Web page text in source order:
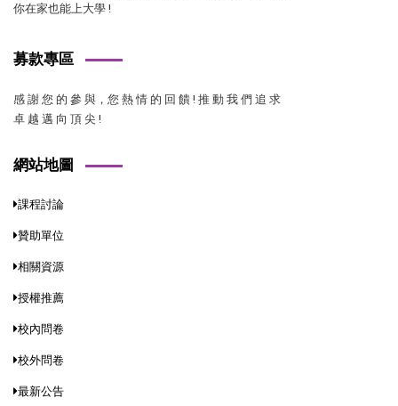
你在家也能上大學 !
募款專區
感 謝 您 的 參 與，您 熱 情 的 回 饋 ! 推 動 我 們 追 求
卓 越 邁 向 頂 尖 !
網站地圖
課程討論
贊助單位
相關資源
授權推薦
校內問卷
校外問卷
最新公告